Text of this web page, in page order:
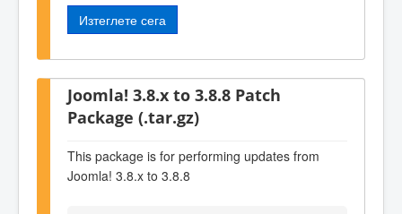
Изтеглете сега
Joomla! 3.8.x to 3.8.8 Patch
Package (.tar.gz)
This package is for performing updates from
Joomla! 3.8.x to 3.8.8